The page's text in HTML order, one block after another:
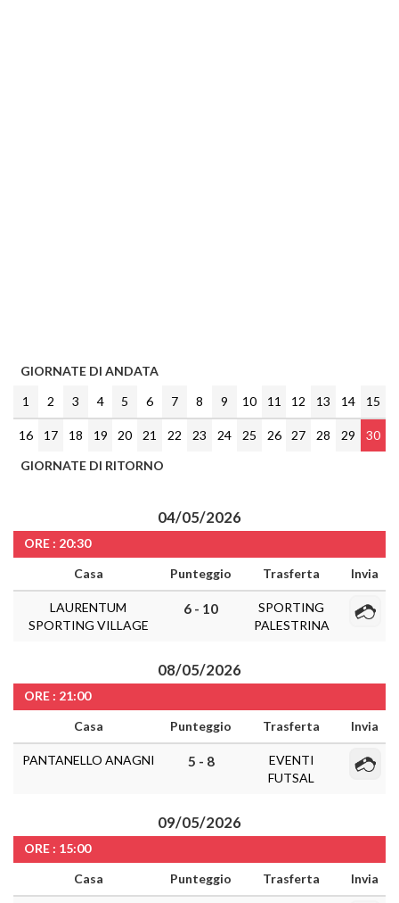
GIORNATE DI ANDATA
1
2 3 4 5 6 7 8 9 10 11 12 13 14 15
16 17 18 19 20 21 22 23 24 25 26 27 28 29
30
GIORNATE DI RITORNO
04/05/2026
ORE : 20:30
Casa
Punteggio Trasferta Invia
LAURENTUM
SPORTING VILLAGE
6 - 10
SPORTING
PALESTRINA
08/05/2026
ORE : 21:00
Casa
Punteggio Trasferta Invia
PANTANELLO ANAGNI 5 - 8
EVENTI
FUTSAL
09/05/2026
ORE : 15:00
Casa
Punteggio Trasferta Invia